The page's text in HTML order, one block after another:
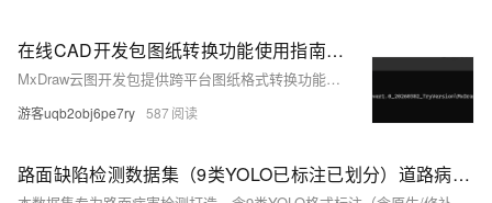
在线CAD开发包图纸转换功能使用指南-WEB端CAD
MxDraw云图开发包提供跨平台图纸格式转换功能，支持DWG/DXF/MXWEB/PDF/JPG互转及范围裁剪。含命令行直调与1337端口HTTP接口两种方式，适配Windows/Linux（x86_64/ARM），需下载对应版本并配置权限。
游客uqb2obj6pe7ry 587
路面缺陷检测数据集（9类YOLO已标注已划分）道路病害目标检测专用数据集分享